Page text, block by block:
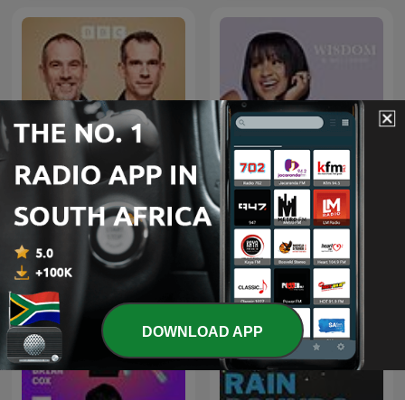
What's Up Docs?
Wisdom & Wellness with
Mpoomy Ledwaba
DOWNLOAD APP